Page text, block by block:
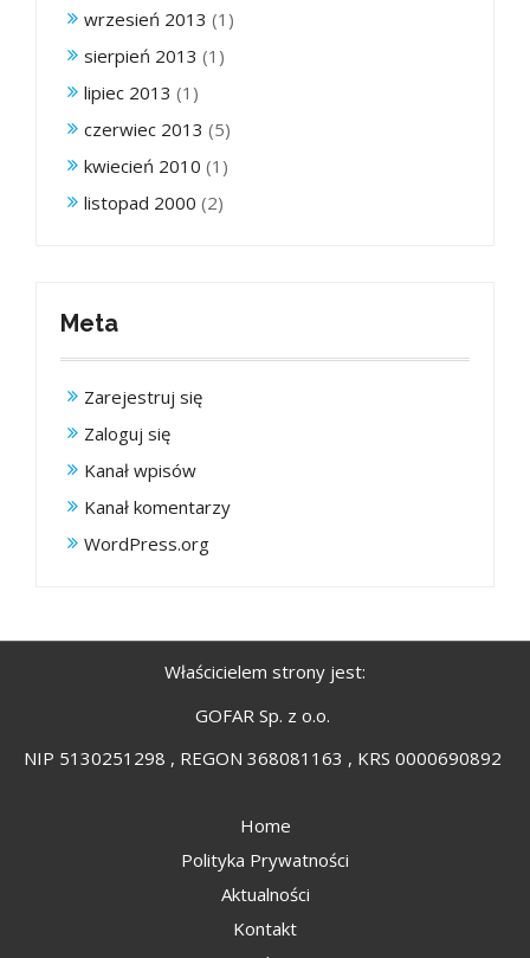
wrzesień 2013 (1)
sierpień 2013 (1)
lipiec 2013 (1)
czerwiec 2013 (5)
kwiecień 2010 (1)
listopad 2000 (2)
Meta
Zarejestruj się
Zaloguj się
Kanał wpisów
Kanał komentarzy
WordPress.org
Właścicielem strony jest:
GOFAR Sp. z o.o.
NIP 5130251298 , REGON 368081163 , KRS 0000690892
Home
Polityka Prywatności
Aktualności
Kontakt